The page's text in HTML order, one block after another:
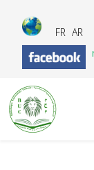
FR AR